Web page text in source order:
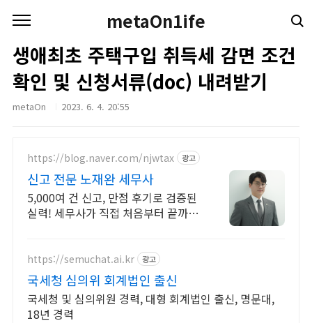
metaOn1ife
생애최초 주택구입 취득세 감면 조건
확인 및 신청서류(doc) 내려받기
metaOn 2023. 6. 4. 20:55
https://blog.naver.com/njwtax 광고
신고 전문 노재완 세무사
5,000여 건 신고, 만점 후기로 검증된
실력! 세무사가 직접 처음부터 끝까
https://semuchat.ai.kr 광고
국세청 심의위 회계법인 출신
국세청 및 심의위원 경력, 대형 회계법인 출신, 명문대,
18년 경력